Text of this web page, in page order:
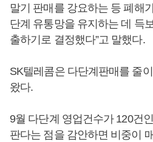
말기 판매를 강요하는 등 폐해
단계 유통망을 유지하는 데 득
출하기로 결정했다”고 말했다.
SK텔레콤은 다단계판매를 줄
왔다.
9월 다단계 영업건수가 120건
판다는 점을 감안하면 비중이